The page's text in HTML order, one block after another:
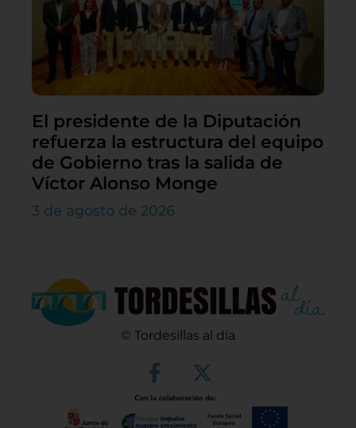
El presidente de la Diputación
refuerza la estructura del equipo
de Gobierno tras la salida de
Víctor Alonso Monge
3 de agosto de 2026
© Tordesillas al día